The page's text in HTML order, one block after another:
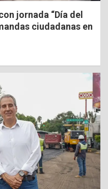
jornada “Día del
ciudadanas en